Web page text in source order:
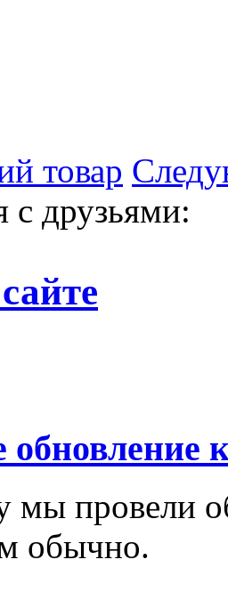
товар
с друзьями:
обновление
мы провели
обычно.